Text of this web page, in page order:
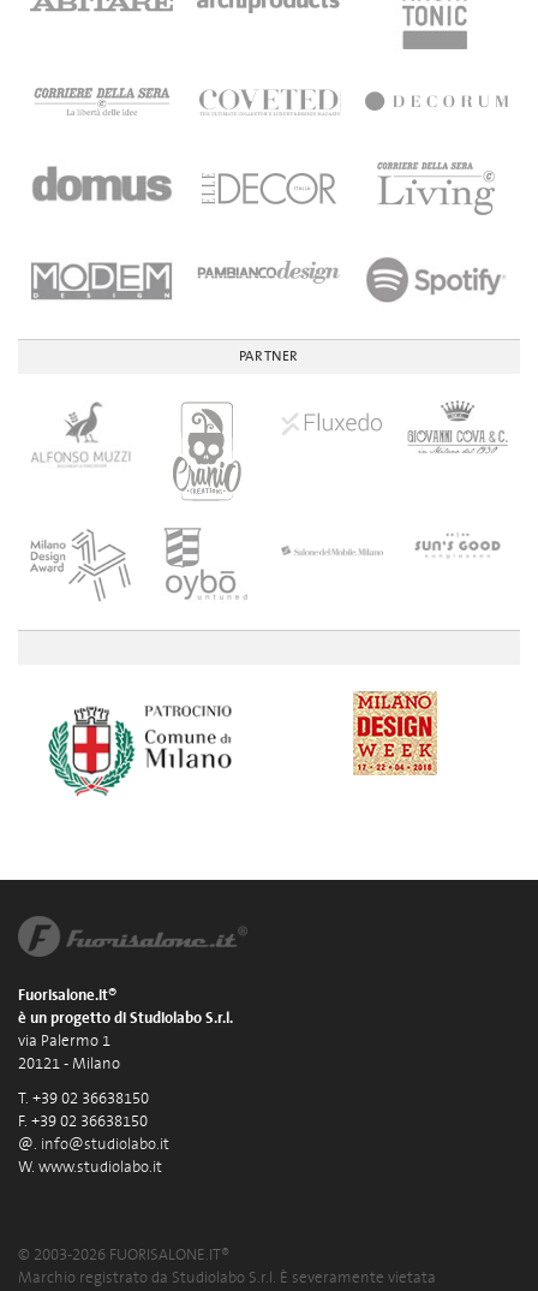
PARTNER
Fuorisalone.it®
è un progetto di Studiolabo S.r.l.
via Palermo 1
20121 - Milano
T. +39 02 36638150
F. +39 02 36638150
@. info@studiolabo.it
W. www.studiolabo.it
© 2003-2026 FUORISALONE.IT®
Marchio registrato da Studiolabo S.r.l. È severamente vietata